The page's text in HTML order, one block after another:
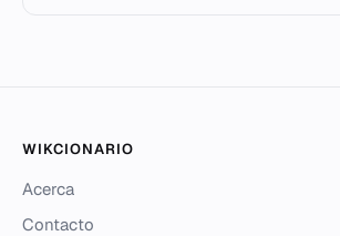
WIKCIONARIO
Acerca
Contacto